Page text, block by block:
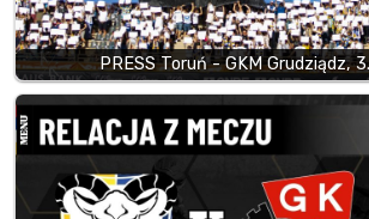
PRESS Toruń - GKM Grudziądz,